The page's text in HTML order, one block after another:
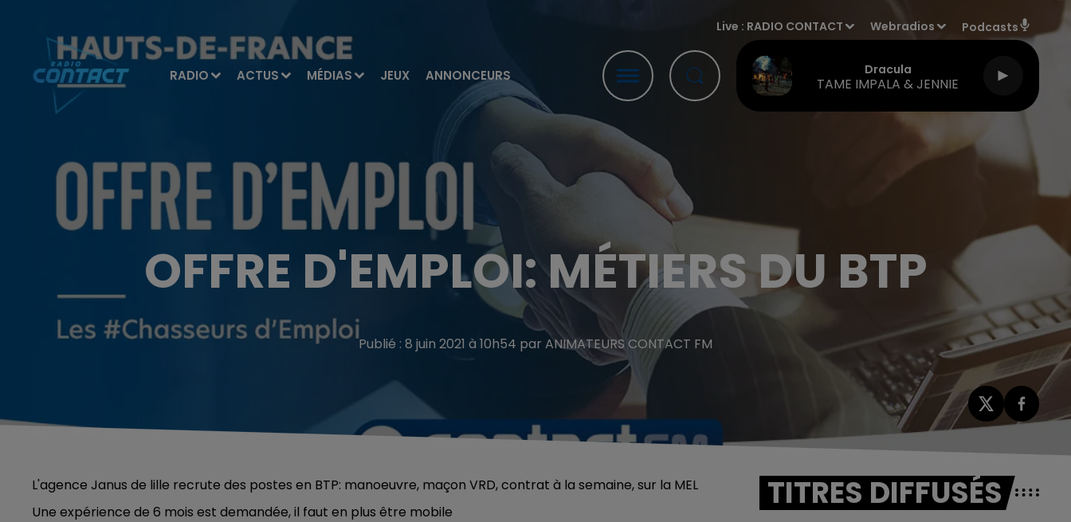
RADIO ACTUS MÉDIAS JEUX ANNONCEURS
Live : RADIO CONTACT Webradios Podcasts
Dracula
TAME IMPALA & JENNIE
OFFRE D'EMPLOI: MÉTIERS DU BTP
Publié : 8 juin 2021 à 10h54 par ANIMATEURS CONTACT FM
L'agence Janus de lille recrute des postes en BTP: manoeuvre, maçon VRD, contrat à la semaine, sur la MEL
Une expérience de 6 mois est demandée, il faut en plus être mobile
TITRES DIFFUSÉS